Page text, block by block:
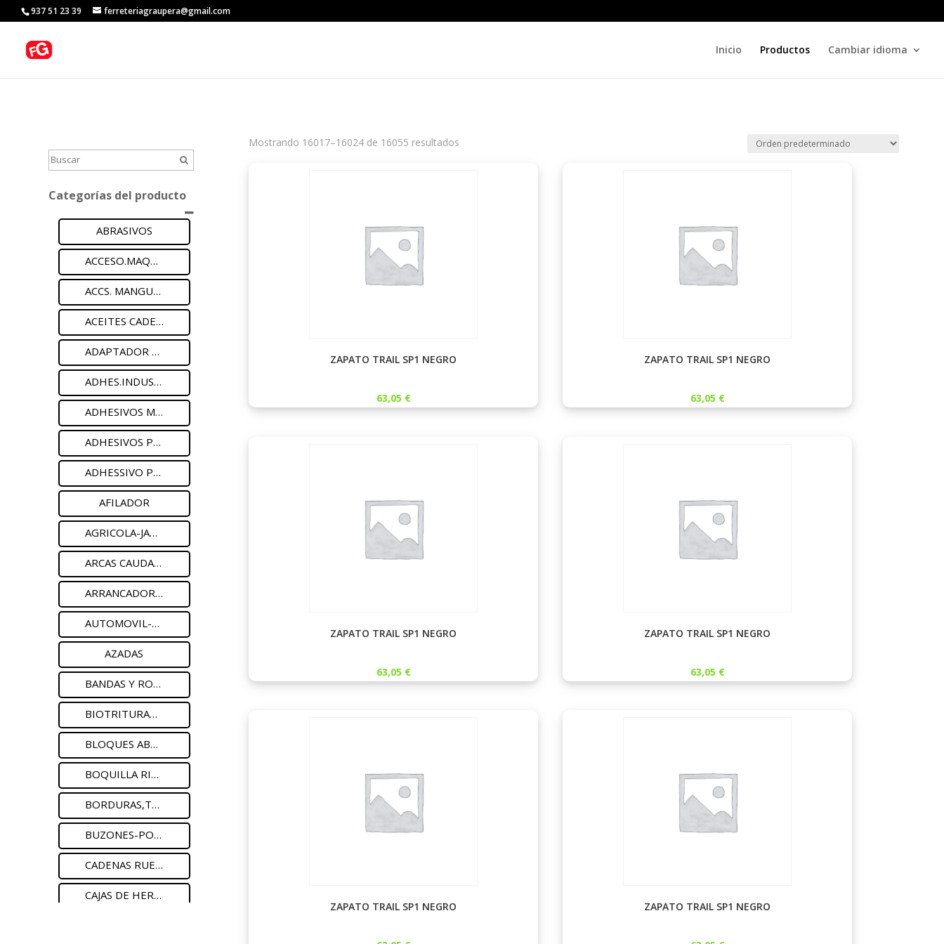
937 51 23 39 ferreteriagraupera@gmail.com
Inicio Productos Cambiar idioma
Categorías del producto
ABRASIVOS
ACCESO.MAQUIN.ELECTR
ACCS. MANGUERA LATON
ACEITES CADENA MOTOSIERRA
ADAPTADOR GRIFO MANG
ADHES.INDUSTRIALES
ADHESIVOS METALES
ADHESIVOS PLASTICOS
ADHESSIVO PVC
AFILADOR
AGRICOLA-JARDIN
ARCAS CAUDALES
ARRANCADOR BATERIA
AUTOMOVIL-MOTOS-ACC
AZADAS
BANDAS Y ROLLOS LIJA
BIOTRITURADORES
BLOQUES ABRASIVOS
BOQUILLA RIEGO MANG
BORDURAS,TARIMAS JARDIN
BUZONES-PORTALLAVES
CADENAS RUEDAS
CAJAS DE HERRAMIENTA
Mostrando 16017–16024 de 16055 resultados
ZAPATO TRAIL SP1 NEGRO
63,05 €
ZAPATO TRAIL SP1 NEGRO
63,05 €
ZAPATO TRAIL SP1 NEGRO
63,05 €
ZAPATO TRAIL SP1 NEGRO
63,05 €
ZAPATO TRAIL SP1 NEGRO ZAPATO TRAIL SP1 NEGRO